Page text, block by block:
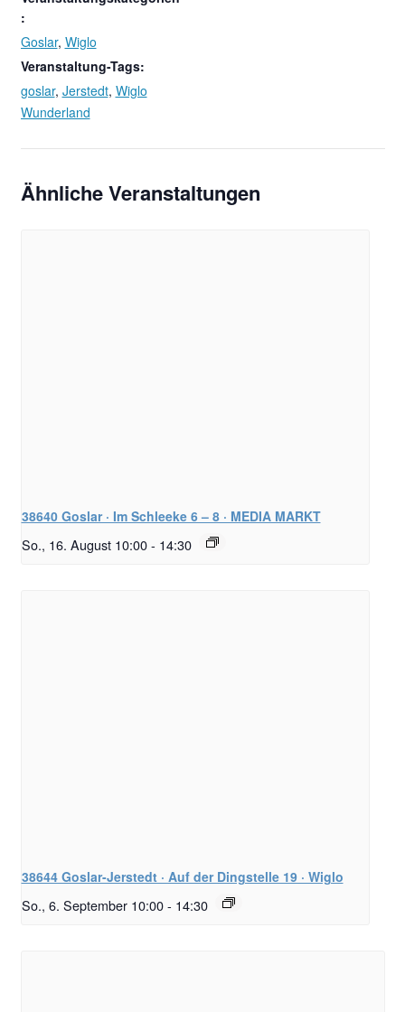
:
Goslar, Wiglo
Veranstaltung-Tags:
goslar, Jerstedt, Wiglo
Wunderland
Ähnliche Veranstaltungen
38640 Goslar · Im Schleeke 6 – 8 · MEDIA MARKT
So., 16. August 10:00 - 14:30
38644 Goslar-Jerstedt · Auf der Dingstelle 19 · Wiglo
So., 6. September 10:00 - 14:30